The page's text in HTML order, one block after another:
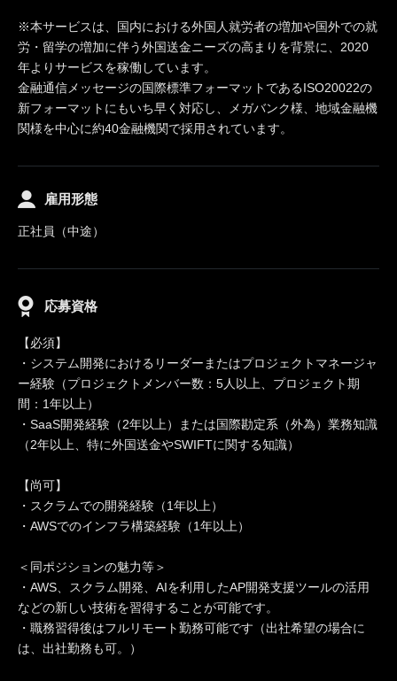
※本サービスは、国内における外国人就労者の増加や国外での就
労・留学の増加に伴う外国送金ニーズの高まりを背景に、2020
年よりサービスを稼働しています。
金融通信メッセージの国際標準フォーマットであるISO20022の
新フォーマットにもいち早く対応し、メガバンク様、地域金融機
関様を中心に約40金融機関で採用されています。
雇用形態
正社員（中途）
応募資格
【必須】
・システム開発におけるリーダーまたはプロジェクトマネージャ
ー経験（プロジェクトメンバー数：5人以上、プロジェクト期
間：1年以上）
・SaaS開発経験（2年以上）または国際勘定系（外為）業務知識
（2年以上、特に外国送金やSWIFTに関する知識）
【尚可】
・スクラムでの開発経験（1年以上）
・AWSでのインフラ構築経験（1年以上）
＜同ポジションの魅力等＞
・AWS、スクラム開発、AIを利用したAP開発支援ツールの活用
などの新しい技術を習得することが可能です。
・職務習得後はフルリモート勤務可能です（出社希望の場合に
は、出社勤務も可。）